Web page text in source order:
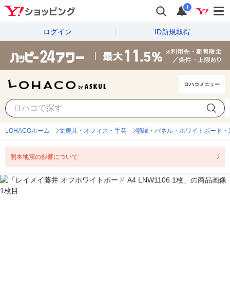
i
ログイン ID新規取得
ロハコメニュー
LOHACOホーム 文房具・オフィス・手芸 額縁・パネル・ホワイトボード・
熊本地震の影響について